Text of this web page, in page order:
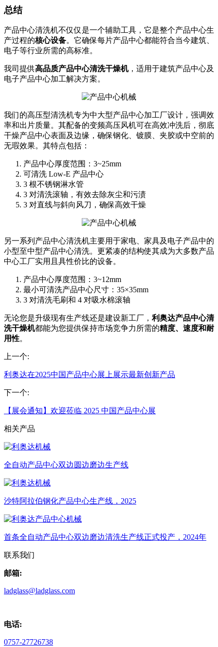
总结
产品中心清洗机不仅仅是一个辅助工具，它是整个产品中心生
产过程的核心设备。它确保每片产品中心都能符合当今建筑、
电子等行业所需的高标准。
我司提供高品质产品中心清洗干燥机，适用于建筑产品中心及
电子产品中心加工解决方案。
我们的高压型清洗机专为中大型产品中心加工厂设计，强调效
率和出片质量。其配备的变频高压风机可在高效冲洗后，彻底
干燥产品中心表面及边缘，确保钢化、镀膜、夹胶或中空前的
无瑕效果。其特点包括：
产品中心厚度范围：3~25mm
可清洗 Low-E 产品中心
3 根不锈钢淋水管
3 对清洗滚轴，有效去除灰尘和污渍
3 对直线与斜向风刀，确保高效干燥
另一系列产品中心清洗机主要用于家电、家具及电子产品中的
小型至中型产品中心清洗。更紧凑的结构使其成为大多数产品
中心工厂实用且具性价比的设备。
产品中心厚度范围：3~12mm
最小可清洗产品中心尺寸：35×35mm
3 对清洗毛刷和 4 对吸水棉滚轴
无论您是升级现有生产线还是建设新工厂， 利奥达产品中心清
洗干燥机都能为您提供保持市场竞争力所需的精度、速度和耐
用性。
上一个:
利奥达在2025中国产品中心展上展示最新创新产品
下一个:
【展会通知】欢迎莅临 2025 中国产品中心展
相关产品
全自动产品中心双边圆边磨边生产线
沙特阿拉伯钢化产品中心生产线，2025
首条全自动产品中心双边磨边清洗生产线正式投产，2024年
联系我们
邮箱:
ladglass@ladglass.com
电话:
0757-27726738